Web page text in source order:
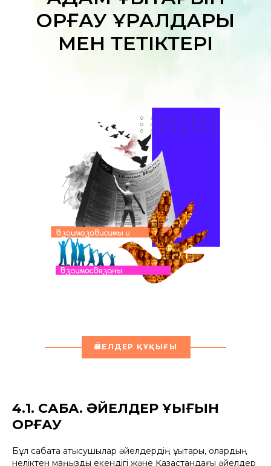
ҚОРҒАУ ҚҰРАЛДАРЫ
МЕН ТЕТІКТЕРІ
ӘЙЕЛДЕР ҚҰҚЫҒЫ
4.1. САБАҚ. ӘЙЕЛДЕР ҚҰҚЫҒЫН
ҚОРҒАУ
Бұл сабақта қатысушылар әйелдердің құқықтары, олардың
неліктен маңызды екендігі және Қазақстандағы әйелдер